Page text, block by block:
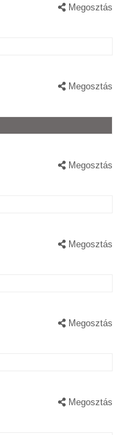
Megosztás
Megosztás
Megosztás
Megosztás
Megosztás
Megosztás